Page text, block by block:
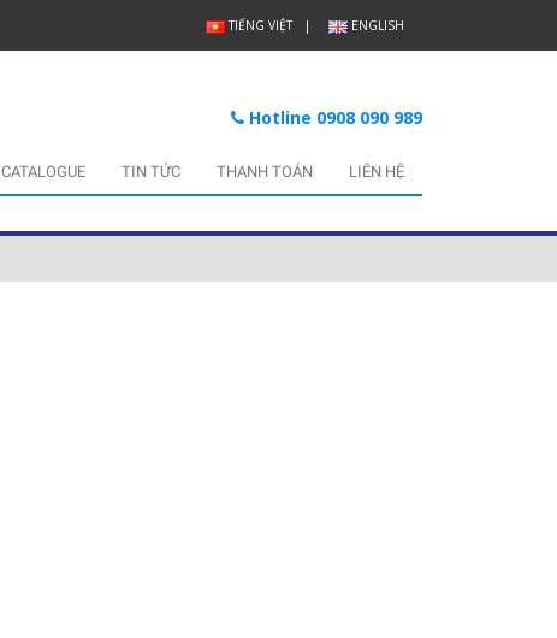
TIẾNG VIỆT ENGLISH
Hotline 0908 090 989
CATALOGUE TIN TỨC THANH TOÁN LIÊN HỆ